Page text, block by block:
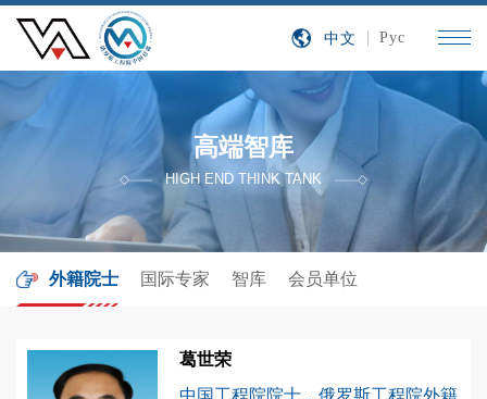
中文 Рус
高端智库
HIGH END THINK TANK
外籍院士 国际专家 智库 会员单位
葛世荣